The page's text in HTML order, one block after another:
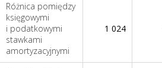
Różnica pomiędzy
księgowymi
i podatkowymi
stawkami
amortyzacyjnymi
1 024